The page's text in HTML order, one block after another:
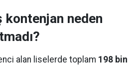
kontenjan neden
alan liselerde toplam 198 bin